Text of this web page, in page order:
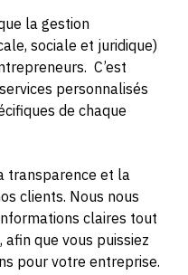
la gestion
sociale et juridique)
C’est
personnalisés
de chaque
transparence et la
clients. Nous nous
claires tout
que vous puissiez
pour votre entreprise.